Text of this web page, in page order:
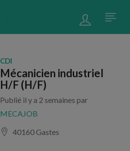
CDI
Mécanicien industriel
H/F (H/F)
Publié il y a 2 semaines par
MECAJOB
40160 Gastes